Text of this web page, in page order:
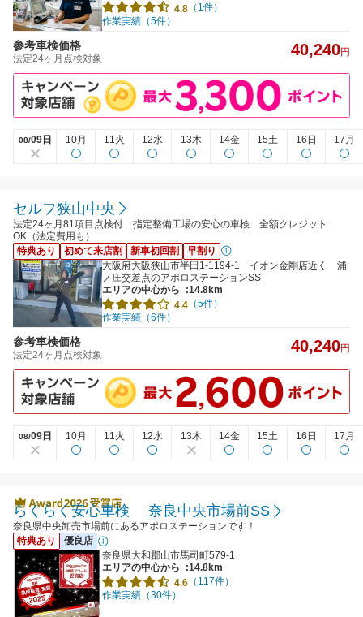
4.8 （1件）
作業実績（5件）
参考車検価格
法定24ヶ月点検対象 40,240円
08/09日 10月 11火 12水 13木 14金 15土 16日 17月
セルフ狭山中央
法定24ヶ月81項目点検付 指定整備工場の安心の車検 全額クレジット
OK（法定費用も）
特典あり
初めて来店割 新車初回割
早割り
大阪府大阪狭山市半田1-1194-1 イオン金剛店近く 浦
ノ庄交差点のアポロステーションSS
エリアの中心から
:14.8km
4.4 （5件）
作業実績（6件）
参考車検価格
法定24ヶ月点検対象 40,240円
08/09日 10月 11火 12水 13木 14金 15土 16日 17月
らくらく安心車検 奈良中央市場前SS
奈良県中央卸売市場前にあるアポロステーションです！
特典あり
優良店
奈良県大和郡山市馬司町579-1
エリアの中心から
:14.8km
4.6 （117件）
作業実績（30件）